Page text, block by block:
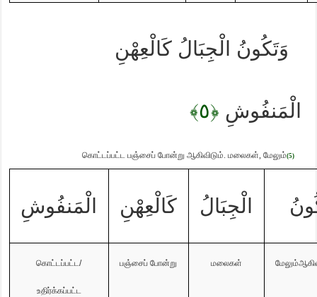
وَتَكُونُ الْجِبَالُ كَالْعِهْنِ
الْمَنفُوشِ ﴿٥﴾
(5)
மேலும்
,
மலைகள்
கொட்டப்பட்ட பஞ்சைப் போன்று ஆகிவிடும்.
الْمَنفُوشِ كَالْعِهْنِ الْجِبَالُ
கொட்டப்பட்ட/
உதிர்க்கப்பட்ட
பஞ்சைப் போன்று மலைகள்